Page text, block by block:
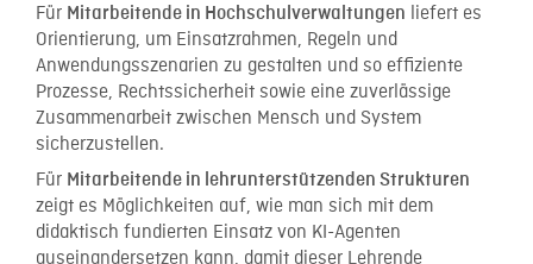
Für Mitarbeitende in Hochschulverwaltungen liefert es
Orientierung, um Einsatzrahmen, Regeln und
Anwendungsszenarien zu gestalten und so effiziente
Prozesse, Rechtssicherheit sowie eine zuverlässige
Zusammenarbeit zwischen Mensch und System
sicherzustellen.
Für Mitarbeitende in lehrunterstützenden Strukturen
zeigt es Möglichkeiten auf, wie man sich mit dem
didaktisch fundierten Einsatz von KI-Agenten